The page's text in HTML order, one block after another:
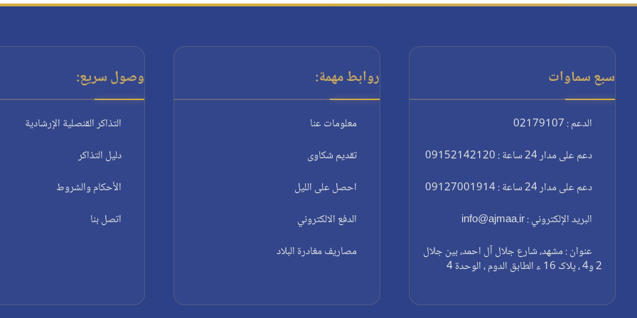
سبع سماوات
الدعم : 02179107
دعم على مدار 24 ساعة : 09152142120
دعم على مدار 24 ساعة : 09127001914
البريد الإلكتروني : info@ajmaa.ir
عنوان : مشهد، شارع جلال آل احمد، بين جلال
2 و4 ، پلاک 16 ء الطابق الدوم ، الوحدة 4
روابط مهمة:
معلومات عنا
تقديم شكاوى
احصل على الليل
الدفع الالكتروني
مصاريف مغادرة البلاد
وصول سريع:
التذاكر القنصلية الإرشادية
دليل التذاكر
الأحكام والشروط
اتصل بنا